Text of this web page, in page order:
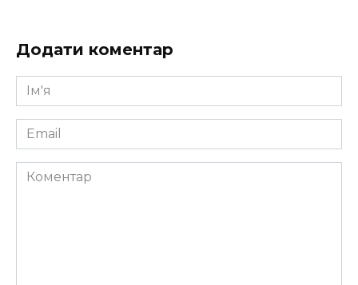
Додати коментар
Ім'я
*
Email
*
Коментар